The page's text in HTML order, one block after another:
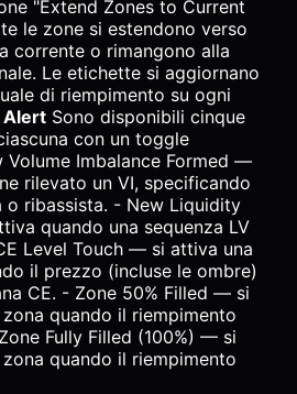
"Extend Zones to Current
le zone si estendono verso
corrente o rimangono alla
Le etichette si aggiornano
di riempimento su ogni
Alert Sono disponibili cinque
con un toggle
Volume Imbalance Formed —
rilevato un VI, specificando
o ribassista. - New Liquidity
quando una sequenza LV
Level Touch — si attiva una
il prezzo (incluse le ombre)
CE. - Zone 50% Filled — si
quando il riempimento
Fully Filled (100%) — si
quando il riempimento